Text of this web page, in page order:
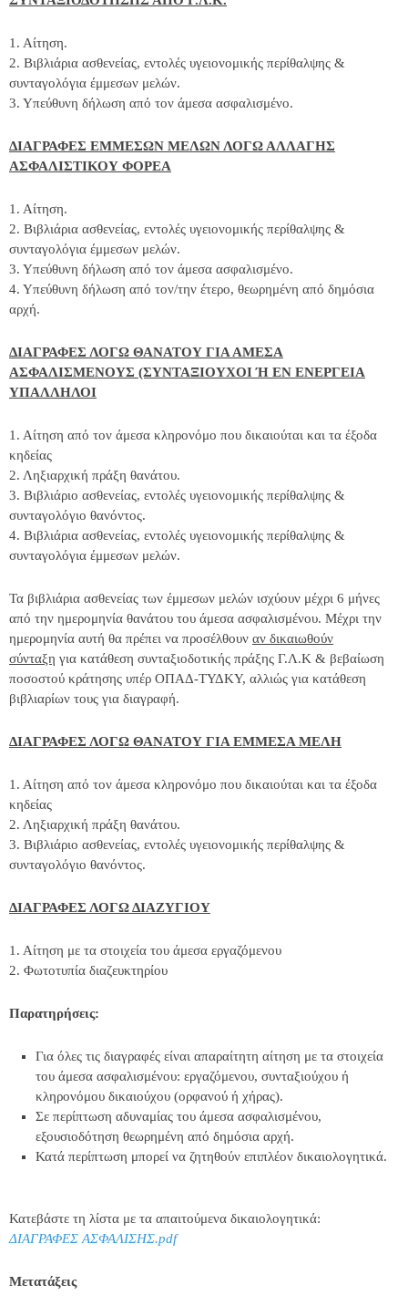
1. Αίτηση.
2. Βιβλιάρια ασθενείας, εντολές υγειονομικής περίθαλψης &
συνταγολόγια έμμεσων μελών.
3. Υπεύθυνη δήλωση από τον άμεσα ασφαλισμένο.
ΔΙΑΓΡΑΦΕΣ ΕΜΜΕΣΩΝ ΜΕΛΩΝ ΛΟΓΩ ΑΛΛΑΓΗΣ
ΑΣΦΑΛΙΣΤΙΚΟΥ ΦΟΡΕΑ
1. Αίτηση.
2. Βιβλιάρια ασθενείας, εντολές υγειονομικής περίθαλψης &
συνταγολόγια έμμεσων μελών.
3. Υπεύθυνη δήλωση από τον άμεσα ασφαλισμένο.
4. Υπεύθυνη δήλωση από τον/την έτερο, θεωρημένη από δημόσια
αρχή.
ΔΙΑΓΡΑΦΕΣ ΛΟΓΩ ΘΑΝΑΤΟΥ ΓΙΑ ΑΜΕΣΑ
ΑΣΦΑΛΙΣΜΕΝΟΥΣ (ΣΥΝΤΑΞΙΟΥΧΟΙ Ή ΕΝ ΕΝΕΡΓΕΙΑ
ΥΠΑΛΛΗΛΟΙ
1. Αίτηση από τον άμεσα κληρονόμο που δικαιούται και τα έξοδα
κηδείας
2. Ληξιαρχική πράξη θανάτου.
3. Βιβλιάριο ασθενείας, εντολές υγειονομικής περίθαλψης &
συνταγολόγιο θανόντος.
4. Βιβλιάρια ασθενείας, εντολές υγειονομικής περίθαλψης &
συνταγολόγια έμμεσων μελών.
Τα βιβλιάρια ασθενείας των έμμεσων μελών ισχύουν μέχρι 6 μήνες
από την ημερομηνία θανάτου του άμεσα ασφαλισμένου. Μέχρι την
ημερομηνία αυτή θα πρέπει να προσέλθουν αν δικαιωθούν
σύνταξη για κατάθεση συνταξιοδοτικής πράξης Γ.Λ.Κ & βεβαίωση
ποσοστού κράτησης υπέρ ΟΠΑΔ-ΤΥΔΚΥ, αλλιώς για κατάθεση
βιβλιαρίων τους για διαγραφή.
ΔΙΑΓΡΑΦΕΣ ΛΟΓΩ ΘΑΝΑΤΟΥ ΓΙΑ ΕΜΜΕΣΑ ΜΕΛΗ
1. Αίτηση από τον άμεσα κληρονόμο που δικαιούται και τα έξοδα
κηδείας
2. Ληξιαρχική πράξη θανάτου.
3. Βιβλιάριο ασθενείας, εντολές υγειονομικής περίθαλψης &
συνταγολόγιο θανόντος.
ΔΙΑΓΡΑΦΕΣ ΛΟΓΩ ΔΙΑΖΥΓΙΟΥ
1. Αίτηση με τα στοιχεία του άμεσα εργαζόμενου
2. Φωτοτυπία διαζευκτηρίου
Παρατηρήσεις:
Για όλες τις διαγραφές είναι απαραίτητη αίτηση με τα στοιχεία
του άμεσα ασφαλισμένου: εργαζόμενου, συνταξιούχου ή
κληρονόμου δικαιούχου (ορφανού ή χήρας).
Σε περίπτωση αδυναμίας του άμεσα ασφαλισμένου,
εξουσιοδότηση θεωρημένη από δημόσια αρχή.
Κατά περίπτωση μπορεί να ζητηθούν επιπλέον δικαιολογητικά.
Κατεβάστε τη λίστα με τα απαιτούμενα δικαιολογητικά:
ΔΙΑΓΡΑΦΕΣ ΑΣΦΑΛΙΣΗΣ.pdf
Μετατάξεις